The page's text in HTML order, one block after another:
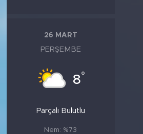
26 MART
PERŞEMBE
8°
Parçalı Bulutlu
Nem: %73